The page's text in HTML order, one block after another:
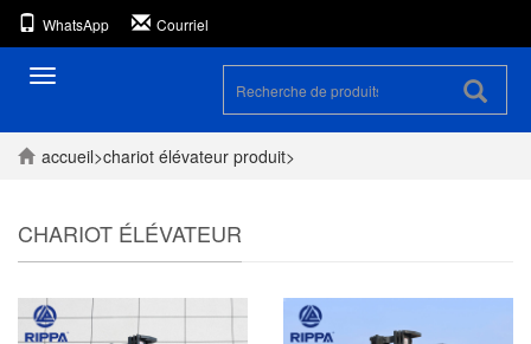
WhatsApp Courriel
Toggle
accueil>chariot élévateur produit>
CHARIOT ÉLÉVATEUR